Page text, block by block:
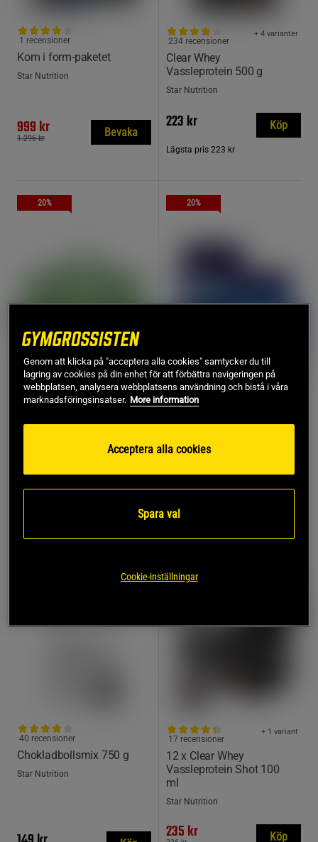
Kom i form-paketet
1 recensioner
Star Nutrition
999 kr
1.296 kr Bevaka
Clear Whey
Vassleprotein 500 g
+ 4 varianter
234 recensioner
Star Nutrition
223 kr
Lägsta pris 223 kr
Köp
20%
15 x Protein Milkshake
+ 2 varianter
64 recensioner
264 kr
330 kr
20%
Strong Performance
1 recensioner
782 kr Köp
Chokladbollsmix 750 g
40 recensioner
Star Nutrition
12 x Clear Whey
Vassleprotein Shot 100
ml
+ 1 variant
17 recensioner
Star Nutrition
235 kr Köp
Genom att klicka på "acceptera alla cookies" samtycker du till
lagring av cookies på din enhet för att förbättra navigeringen på
webbplatsen, analysera webbplatsens användning och bistå i våra
marknadsföringsinsatser. More information
Acceptera alla cookies
Spara val
Cookie-inställningar